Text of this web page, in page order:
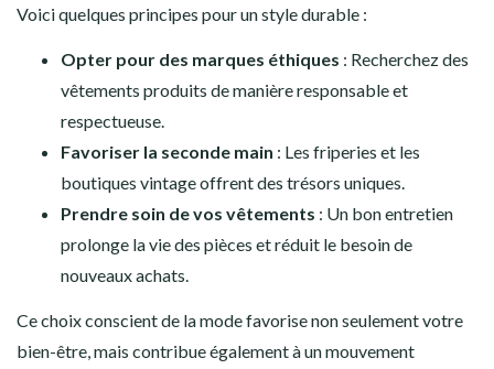
Voici quelques principes pour un style durable :
Opter pour des marques éthiques : Recherchez des
vêtements produits de manière responsable et
respectueuse.
Favoriser la seconde main : Les friperies et les
boutiques vintage offrent des trésors uniques.
Prendre soin de vos vêtements : Un bon entretien
prolonge la vie des pièces et réduit le besoin de
nouveaux achats.
Ce choix conscient de la mode favorise non seulement votre
bien-être, mais contribue également à un mouvement